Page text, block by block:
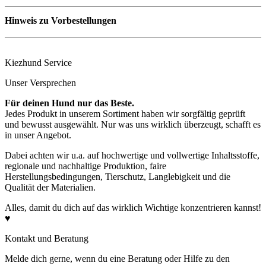
Rohfett
Rohfaser
0.1 %
Feuchte
Hinweis zu Vorbestellungen
Kiezhund Service
Unser Versprechen
Für deinen Hund nur das Beste.
Jedes Produkt in unserem Sortiment haben wir sorgfältig geprüft
und bewusst ausgewählt. Nur was uns wirklich überzeugt, schafft es
in unser Angebot.
Dabei achten wir u.a. auf hochwertige und vollwertige Inhaltsstoffe,
regionale und nachhaltige Produktion, faire
Herstellungsbedingungen, Tierschutz, Langlebigkeit und die
Qualität der Materialien.
Alles, damit du dich auf das wirklich Wichtige konzentrieren kannst!
♥
Kontakt und Beratung
Melde dich gerne, wenn du eine Beratung oder Hilfe zu den